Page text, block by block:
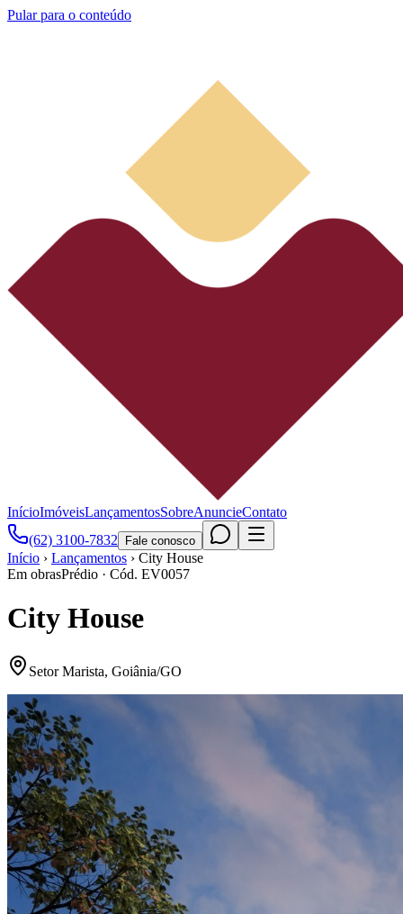
Pular para o conteúdo
InícioImóveisLançamentosSobreAnuncieContato
(62) 3100-7832
Fale conosco
Início › Lançamentos › City House
Em obrasPrédio · Cód. EV0057
City House
Setor Marista, Goiânia/GO